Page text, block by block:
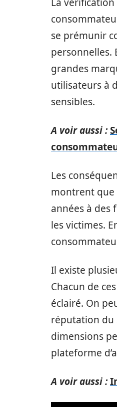
se prémunir
personnelles.
grandes
utilisateurs à
sensibles.
A voir aussi :
Les
montrent que
années à des
les victimes.
Il existe
Chacun de
éclairé. On
réputation du
dimensions
plateforme
A voir aussi :